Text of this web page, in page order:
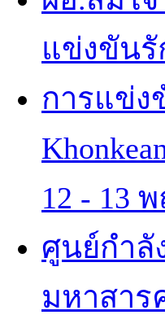
แข่งขัน
การแข่ง
12 - 13
ศูนย์กำลั
มหาสาร